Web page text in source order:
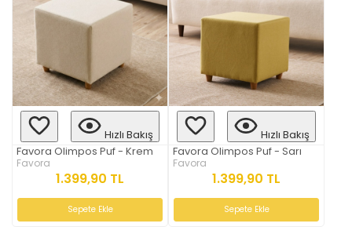
Hızlı Bakış
Favora Olimpos Puf - Krem
Favora
1.399,90 TL
Sepete Ekle
Hızlı Bakış
Favora Olimpos Puf - Sarı
Favora
1.399,90 TL
Sepete Ekle